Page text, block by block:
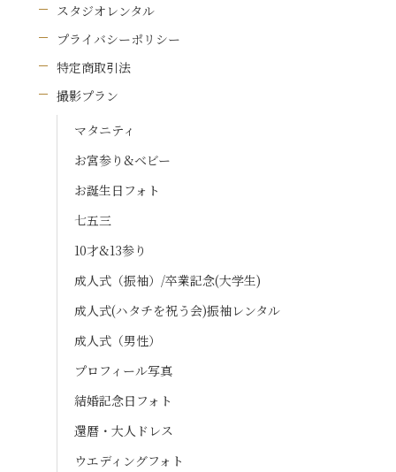
スタジオレンタル
プライバシーポリシー
特定商取引法
撮影プラン
マタニティ
お宮参り&ベビー
お誕生日フォト
七五三
10才&13参り
成人式（振袖）/卒業記念(大学生)
成人式(ハタチを祝う会)振袖レンタル
成人式（男性）
プロフィール写真
結婚記念日フォト
還暦・大人ドレス
ウエディングフォト